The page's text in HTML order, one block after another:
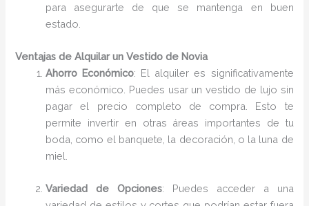
para asegurarte de que se mantenga en buen
estado.
Ventajas de Alquilar un Vestido de Novia
Ahorro Económico: El alquiler es significativamente
más económico. Puedes usar un vestido de lujo sin
pagar el precio completo de compra. Esto te
permite invertir en otras áreas importantes de tu
boda, como el banquete, la decoración, o la luna de
miel.
Variedad de Opciones: Puedes acceder a una